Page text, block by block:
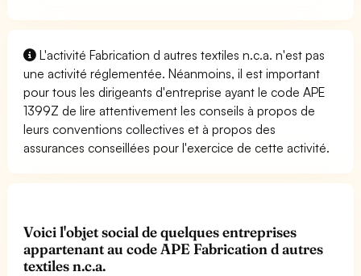
L'activité Fabrication d autres textiles n.c.a. n'est pas
une activité réglementée. Néanmoins, il est important
pour tous les dirigeants d'entreprise ayant le code APE
1399Z de lire attentivement les conseils à propos de
leurs conventions collectives et à propos des
assurances conseillées pour l'exercice de cette activité.
Voici l'objet social de quelques entreprises
appartenant au code APE Fabrication d autres
textiles n.c.a.